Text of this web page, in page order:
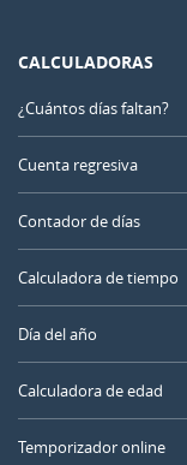
CALCULADORAS
¿Cuántos días faltan?
Cuenta regresiva
Contador de días
Calculadora de tiempo
Día del año
Calculadora de edad
Temporizador online